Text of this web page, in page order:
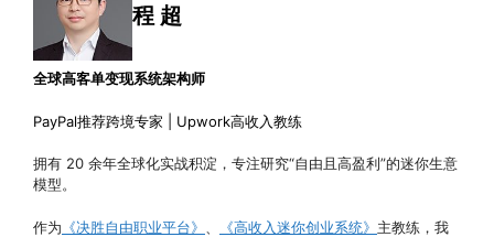
程 超
全球高客单变现系统架构师
PayPal推荐跨境专家 | Upwork高收入教练
拥有 20 余年全球化实战积淀，专注研究“自由且高盈利”的迷你生意
模型。
作为 《决胜自由职业平台》 《高收入迷你创业系统》 主教练，我